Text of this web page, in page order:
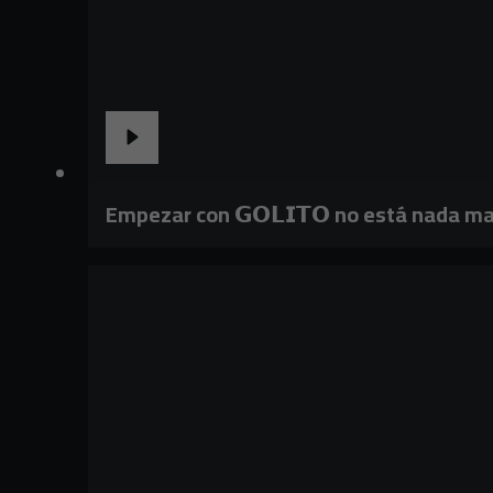
Empezar con 𝗚𝗢𝗟𝗜𝗧𝗢 no está nada